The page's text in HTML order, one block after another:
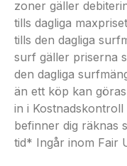
zoner gäller
tills dagliga
tills den dagliga
surf gäller priserna
den dagliga
än ett köp kan
in i
befinner dig räknas
tid* Ingår inom Fair